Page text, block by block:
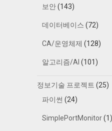
보안(143)
데이터베이스 (72)
CA/운영체제 (128)
알고리즘/AI (101)
정보기술 프로젝트 (25)
파이썬 (24)
SimplePortMonitor(1)